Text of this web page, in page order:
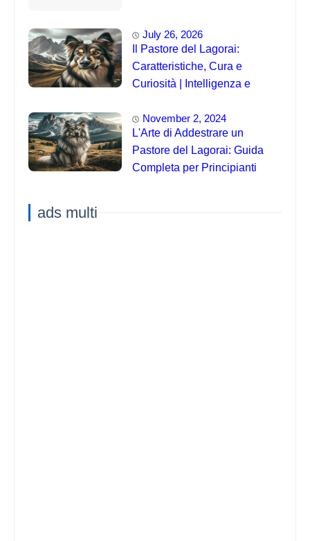
July 26, 2026
Il Pastore del Lagorai:
Caratteristiche, Cura e
Curiosità | Intelligenza e
November 2, 2024
L'Arte di Addestrare un
Pastore del Lagorai: Guida
Completa per Principianti
ads multi